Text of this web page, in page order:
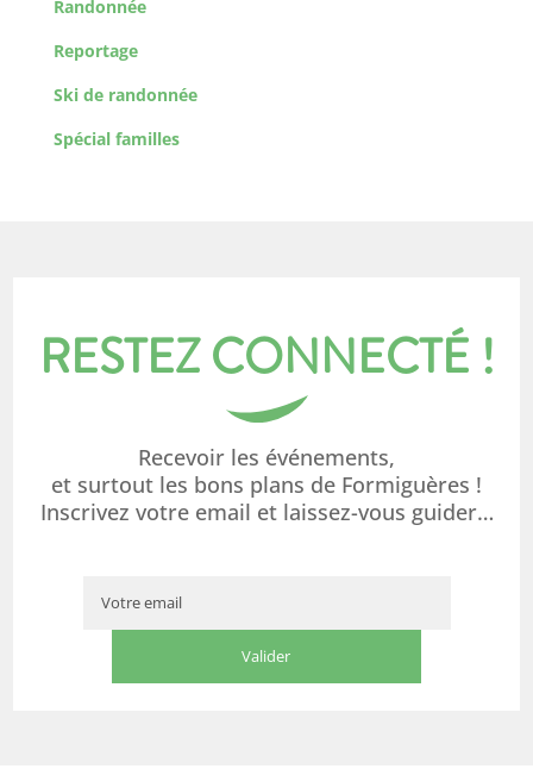
Randonnée
Reportage
Ski de randonnée
Spécial familles
RESTEZ CONNECTÉ !
Recevoir les événements,
et surtout les bons plans de Formiguères !
Inscrivez votre email et laissez-vous guider…